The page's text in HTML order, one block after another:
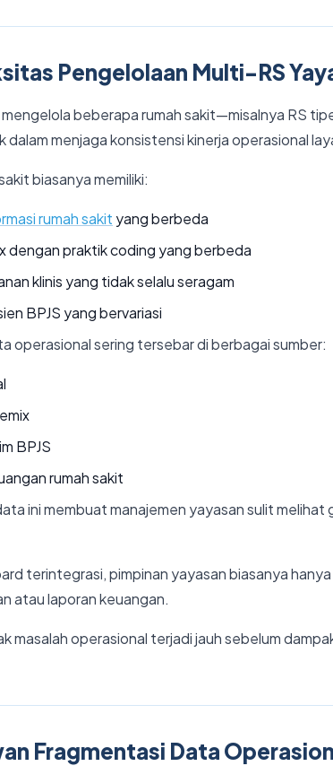
Pengelolaan Multi-RS
beberapa rumah sakit—misalnya RS
dalam menjaga konsistensi kinerja operasional
biasanya memiliki:
rumah sakit yang berbeda
dengan praktik coding yang berbeda
klinis yang tidak selalu seragam
BPJS yang bervariasi
operasional sering tersebar di berbagai sumber:
BPJS
rumah sakit
ini membuat manajemen yayasan sulit melihat
terintegrasi, pimpinan yayasan biasanya
atau laporan keuangan.
masalah operasional terjadi jauh sebelum
Fragmentasi Data